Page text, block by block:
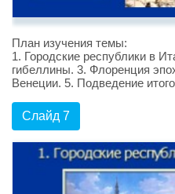
План изучения темы:
1. Городские республики в
гибеллины. 3. Флоренция
Венеции. 5. Подведение
Слайд 7